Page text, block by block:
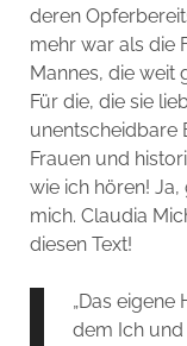
deren
mehr war als die
Mannes, die weit
Für die, die sie
unentscheidbare
Frauen und
wie ich hören!
mich. Claudia
diesen Text!
„Das
dem Ich und